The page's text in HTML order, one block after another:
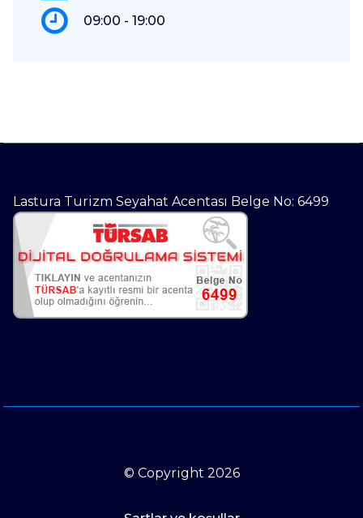
09:00 - 19:00
Lastura Turizm Seyahat Acentası Belge No: 6499
© Copyright 2026